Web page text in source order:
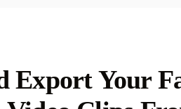
Export Your